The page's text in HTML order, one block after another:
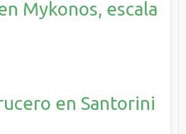
Mykonos, escala
en Santorini